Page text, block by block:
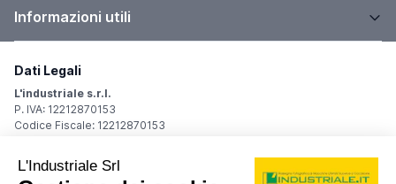
Informazioni utili
Dati Legali
L'industriale s.r.l.
P. IVA: 12212870153
Codice Fiscale: 12212870153
Sede Legale